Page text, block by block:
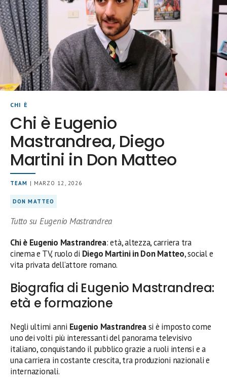
CHI È
Chi è Eugenio
Mastrandrea, Diego
Martini in Don Matteo
TEAM | MARZO 12, 2026
DON MATTEO
Tutto su Eugenio Mastrandrea
Chi è Eugenio Mastrandrea: età, altezza, carriera tra
cinema e TV, ruolo di Diego Martini in Don Matteo, social e
vita privata dell’attore romano.
Biografia di Eugenio Mastrandrea:
età e formazione
Negli ultimi anni Eugenio Mastrandreasi è imposto come
uno dei volti più interessanti del panorama televisivo
italiano, conquistando il pubblico grazie a ruoli intensi e a
una carriera in costante crescita, tra produzioni nazionali e
internazionali.